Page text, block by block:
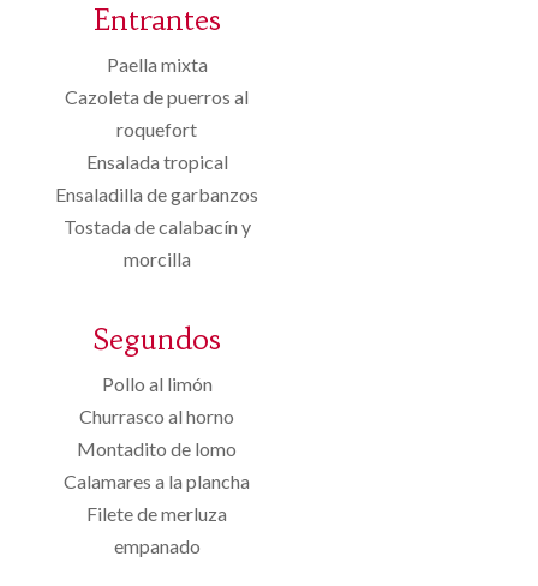
Entrantes
Paella mixta
Cazoleta de puerros al
roquefort
Ensalada tropical
Ensaladilla de garbanzos
Tostada de calabacín y
morcilla
Segundos
Pollo al limón
Churrasco al horno
Montadito de lomo
Calamares a la plancha
Filete de merluza
empanado